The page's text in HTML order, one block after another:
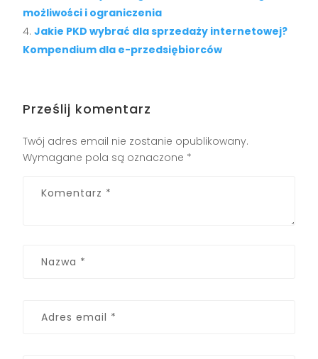
możliwości i ograniczenia
Jakie PKD wybrać dla sprzedaży internetowej?
Kompendium dla e-przedsiębiorców
Prześlij komentarz
Twój adres email nie zostanie opublikowany.
Wymagane pola są oznaczone *